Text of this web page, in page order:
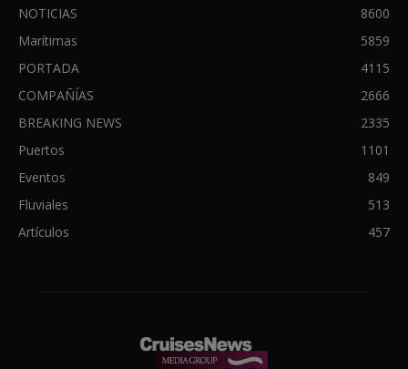
NOTICIAS
8600
Marítimas
5859
PORTADA
4115
COMPAÑÍAS
2666
BREAKING NEWS
2335
Puertos
1101
Eventos
849
Fluviales
513
Artículos
457